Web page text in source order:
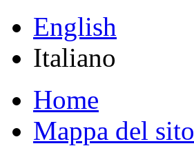
English
Italiano
Home
Mappa del sito